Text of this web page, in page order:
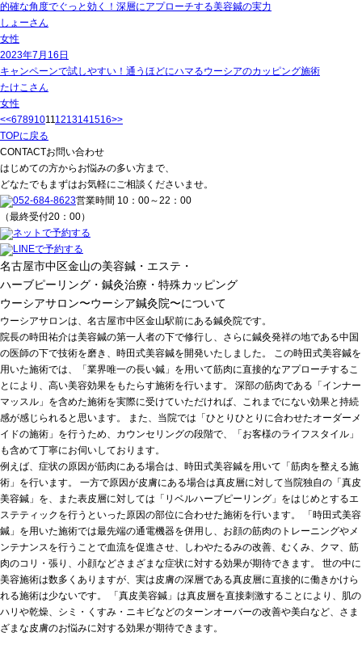
的確な角度でぐっと効く！深層にアプローチする美容鍼の実力
しょーさん
女性
2023年7月16日
キャンペーンで試しやすい！通うほどにハマるウーシアのカッピング施術
たけこ さん
女性
<<678910111213141516>>
TOPに戻る
CONTACTお問い合わせ
はじめての方からお悩みの多い方まで、
どなたでもまずはお気軽にご相談くださいませ。
052-684-8623営業時間 10：00～22：00
（最終受付20：00）
ネットで予約する
LINEで予約する
名古屋市中区金山の美容鍼・エステ・
ハーブピーリング・鍼灸治療・特殊カッピング
ウーシアサロン〜ウーシア鍼灸院〜について
ウーシアサロンは、名古屋市中区金山駅前にある鍼灸院です。
院長の時田祐介は美容鍼の第一人者の下で修行し、さらに鍼灸発祥の地である中国
の医師の下で技術を磨き、時田式美容鍼を開発いたしました。 この時田式美容鍼を
用いた施術では、「業界唯一の長い鍼」を用いて筋肉に直接的なアプローチするこ
とにより、高い美容効果をもたらす施術を行います。 深部の筋肉である「インナー
マッスル」を含めた施術を実際に受けていただければ、これまでにない効果と持続
感が感じられると思います。 また、当院では「ひとりひとりに合わせたオーダーメ
イドの施術」を行うため、カウンセリングの段階で、「お客様のライフスタイル」
も含めて丁寧にお伺いしております。
例えば、症状の原因が筋肉にある場合は、時田式美容鍼を用いて「筋肉を整える施
術」を行います。 一方で原因が皮膚にある場合は真皮層に対して当院独自の「真皮
美容鍼」を、また表皮層に対しては「リベルハーブピーリング」をはじめとするエ
ステティックを行うといった原因の部位に合わせた施術を行います。 「時田式美容
鍼」を用いた施術では最先端の通電機器を併用し、お顔の筋肉のトレーニングやメ
ンテナンスを行うことで血流を促進させ、しわやたるみの改善、むくみ、クマ、筋
肉のコリ・張り、小顔などさまざまな症状に対する効果が期待できます。 世の中に
美容施術は数多くありますが、実は皮膚の深層である真皮層に直接的に働きかけら
れる施術は少ないです。 「真皮美容鍼」は真皮層を直接刺激することにより、肌の
ハリや乾燥、シミ・くすみ・ニキビなどのターンオーバーの改善や美白など、さま
ざまな皮膚のお悩みに対する効果が期待できます。